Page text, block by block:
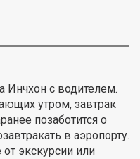
Инчхон с водителем.
утром, завтрак
позаботится о
в аэропорту.
от экскурсии или